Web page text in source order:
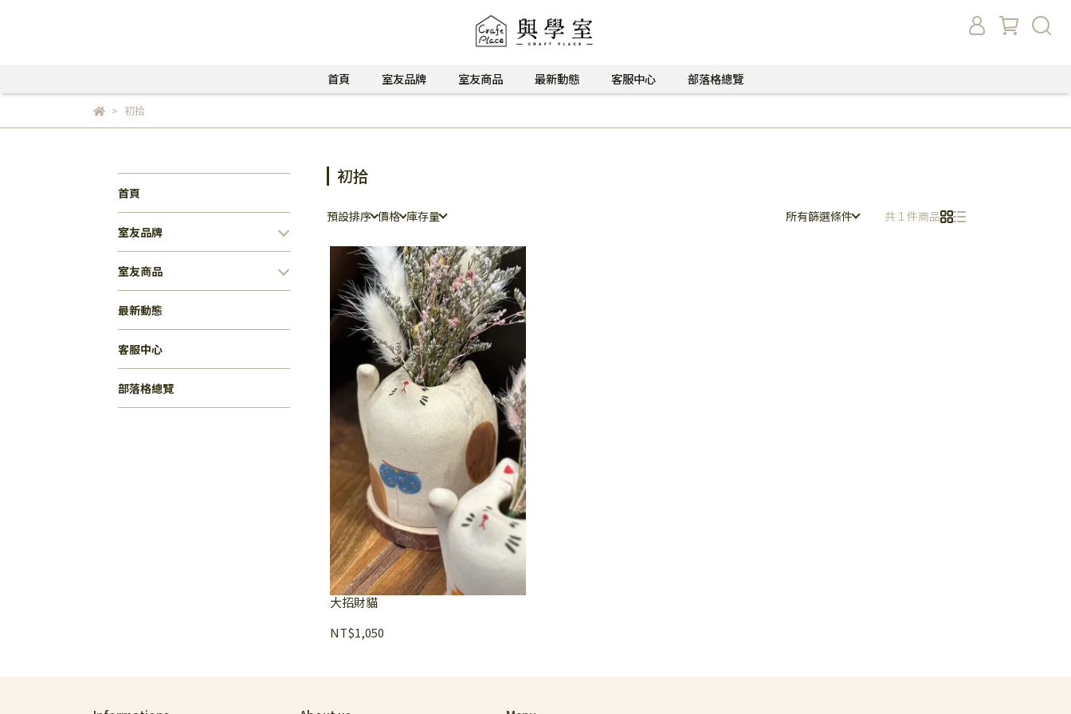
首頁 室友品牌 室友商品 最新動態 客服中心 部落格總覽
初拾
首頁
室友品牌
室友商品
最新動態
客服中心
部落格總覽
初拾
預設排序 價格 庫存量 所有篩選條件 共 1 件商品
大招財貓
NT$1,050